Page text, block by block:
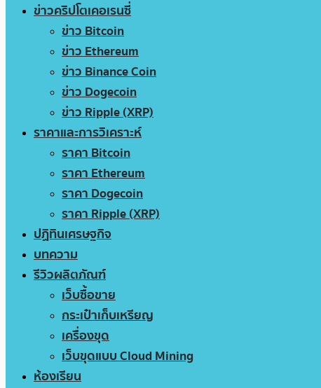
ข่าวคริปโตเคอเรนซี่
ข่าว Bitcoin
ข่าว Ethereum
ข่าว Binance Coin
ข่าว Dogecoin
ข่าว Ripple (XRP)
ราคาและการวิเคราะห์
ราคา Bitcoin
ราคา Ethereum
ราคา Dogecoin
ราคา Ripple (XRP)
ปฏิทินเศรษฐกิจ
บทความ
รีวิวผลิตภัณฑ์
เว็บซื้อขาย
กระเป๋าเก็บเหรียญ
เครื่องขุด
เว็บขุดแบบ Cloud Mining
ห้องเรียน